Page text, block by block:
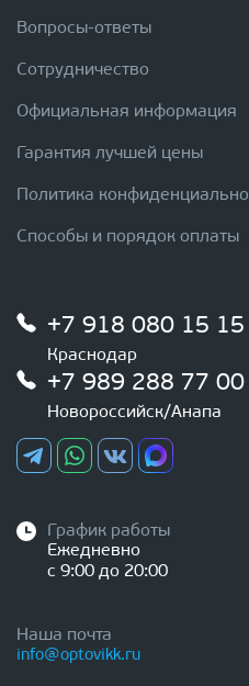
Вопросы-ответы
Сотрудничество
Официальная информация
Гарантия лучшей цены
Политика
Способы и порядок оплаты
+7 918 080 15 15
Краснодар
+7 989 288 77 00
Новороссийск/Анапа
График работы
Ежедневно
с 9:00 до 20:00
Наша почта
info@optovikk.ru